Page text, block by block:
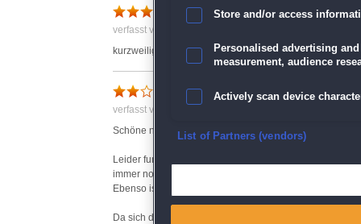
Flowers Mosaics
verfasst von Anonym am 01.05.2018 um 12:21
kurzweiliger spielespaß
Schön, aber :(
verfasst von O. am 26.04.2018 um 19:13
Schöne neue Bilder.
Leider funktioniert das Autofüllen selbst nach etlichen
immer noch nicht richtig.
Ebenso ist das Handling von markieren leerer Felder
Da sich die Fehler in allen Spielen dieser Reihe
Store and/or access
Personalised advertising
measurement, audience
Actively scan device
Ensure security, prevent
List of Partners (vendors)